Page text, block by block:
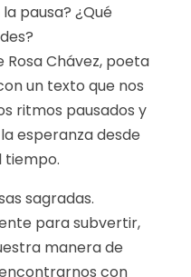
pausa? ¿Qué
Rosa Chávez, poeta
un texto que nos
ritmos pausados y
esperanza desde
tiempo.
sagradas.
para subvertir,
manera de
con